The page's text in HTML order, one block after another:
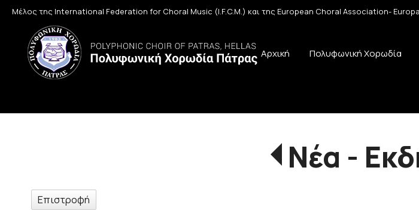
Μέλος της International Federation for Choral Music (I.F.C.M.) και της European Choral Association-
Αρχική Πολυφωνική Χορωδία
Νέα -
Επιστροφή